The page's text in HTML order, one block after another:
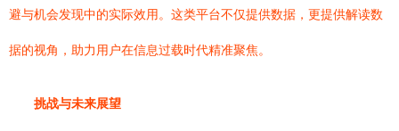
避与机会发现中的实际效用。这类平台不仅提供数据，更提供解读数
据的视角，助力用户在信息过载时代精准聚焦。
挑战与未来展望